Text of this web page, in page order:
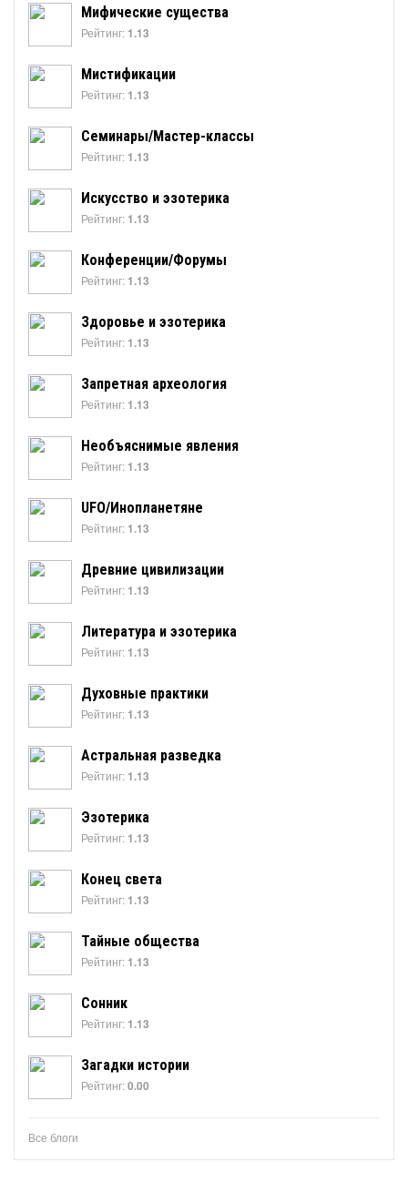
Мифические существа
Рейтинг: 1.13
Мистификации
Рейтинг: 1.13
Семинары/Мастер-классы
Рейтинг: 1.13
Искусство и эзотерика
Рейтинг: 1.13
Конференции/Форумы
Рейтинг: 1.13
Здоровье и эзотерика
Рейтинг: 1.13
Запретная археология
Рейтинг: 1.13
Необъяснимые явления
Рейтинг: 1.13
UFO/Инопланетяне
Рейтинг: 1.13
Древние цивилизации
Рейтинг: 1.13
Литература и эзотерика
Рейтинг: 1.13
Духовные практики
Рейтинг: 1.13
Астральная разведка
Рейтинг: 1.13
Эзотерика
Рейтинг: 1.13
Конец света
Рейтинг: 1.13
Тайные общества
Рейтинг: 1.13
Сонник
Рейтинг: 1.13
Загадки истории
Рейтинг:0.00
Все блоги